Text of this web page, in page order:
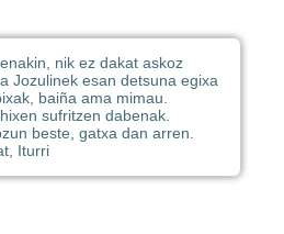
nik ez dakat askoz
Jozulinek esan detsuna egixa
baiña ama mimau.
sufritzen dabenak.
beste, gatxa dan arren.
Iturri